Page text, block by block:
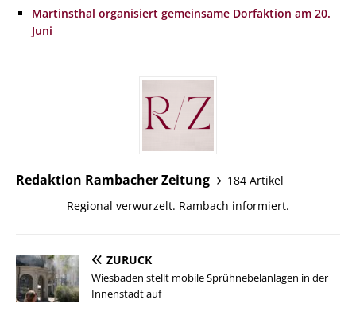
Martinsthal organisiert gemeinsame Dorfaktion am 20.
Juni
Redaktion Rambacher Zeitung
184 Artikel
Regional verwurzelt. Rambach informiert.
ZURÜCK
Wiesbaden stellt mobile Sprühnebelanlagen in der
Innenstadt auf